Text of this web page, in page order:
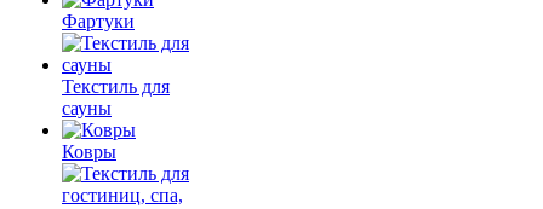
Фартуки
Текстиль для
сауны
Ковры